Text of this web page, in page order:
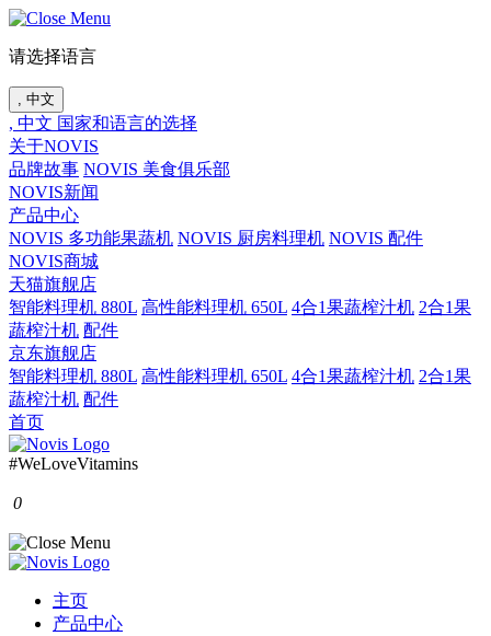
请选择语言
, 中文
, 中文 国家和语言的选择
关于NOVIS
品牌故事 NOVIS 美食俱乐部
NOVIS新闻
产品中心
NOVIS 多功能果蔬机 NOVIS 厨房料理机 NOVIS 配件
NOVIS商城
天猫旗舰店
智能料理机 880L 高性能料理机 650L 4合1果蔬榨汁机 2合1果
蔬榨汁机 配件
京东旗舰店
智能料理机 880L 高性能料理机 650L 4合1果蔬榨汁机 2合1果
蔬榨汁机 配件
首页
#WeLoveVitamins
0
主页
产品中心